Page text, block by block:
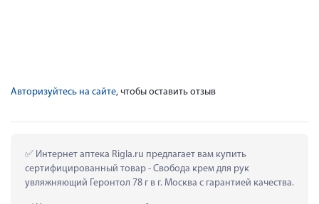
Авторизуйтесь на сайте, чтобы оставить отзыв
Интернет аптека Rigla.ru предлагает вам купить
сертифицированный товар - Свобода крем для рук
увляжняющий Геронтол 78 г в г. Москва с гарантией качества.